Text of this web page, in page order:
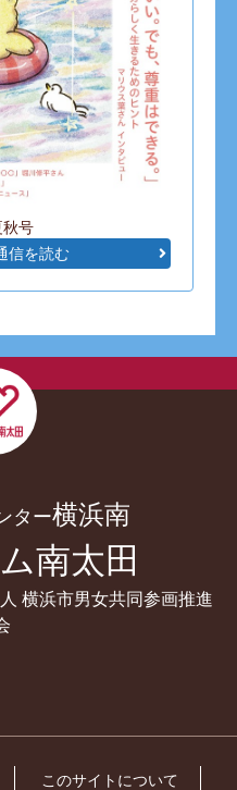
号
信を読む
ター横浜南
南太田
横浜市男女共同参画推進
このサイトについて